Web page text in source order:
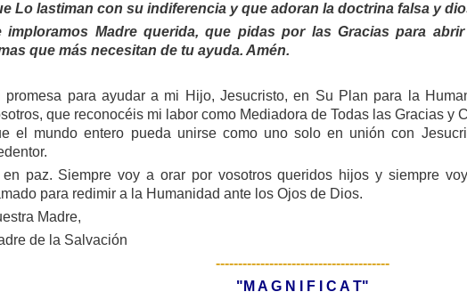
Lo lastiman con su indiferencia y que adoran la doctrina falsa y
imploramos Madre querida, que pidas por las Gracias para
que más necesitan de tu ayuda. Amén.
promesa para ayudar a mi Hijo, Jesucristo, en Su Plan para la
que reconocéis mi labor como Mediadora de Todas las Gracias y
el mundo entero pueda unirse como uno solo en unión con
en paz. Siempre voy a orar por vosotros queridos hijos y siempre
para redimir a la Humanidad ante los Ojos de Dios.
Madre,
de la Salvación
---------------------------------------
"M A G N I F I C A T"